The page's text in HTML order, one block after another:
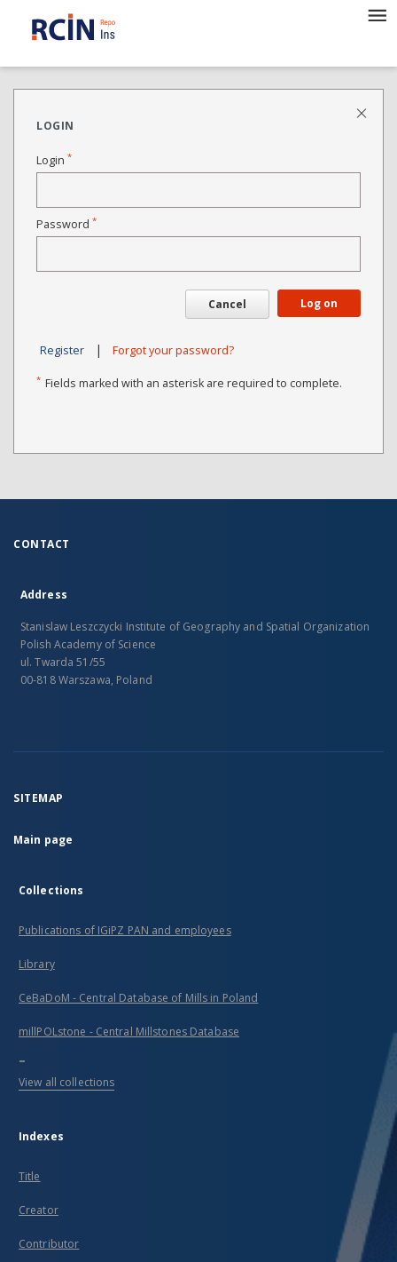
LOGIN
Login *
Password *
Cancel Log on
Register | Forgot your password?
* Fields marked with an asterisk are required to complete.
CONTACT
Address
Stanislaw Leszczycki Institute of Geography and Spatial Organization
Polish Academy of Science
ul. Twarda 51/55
00-818 Warszawa, Poland
SITEMAP
Main page
Collections
Publications of IGiPZ PAN and employees
Library
CeBaDoM - Central Database of Mills in Poland
millPOLstone - Central Millstones Database
...
View all collections
Indexes
Title
Creator
Contributor